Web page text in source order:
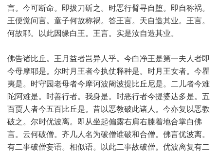
言。今可断命。即拔刀斫之。时恶行臂寻自堕。即自称祸。
王便觉问言。童子何故称祸。答王言。天自造其业。王言。
何故耶。以此因缘白王。王言。实是汝自造其业。
佛告诸比丘。王月益者岂异人乎。今白净王是第一夫人者即
今母摩耶是。尔时月王者今执仗释种是。时月王女者。今瞿
夷是。时守园老母者今摩诃波阇波提比丘尼是。二儿者今难
陀阿难是。时善行者。我身是。时恶行者今提婆达多是。五
百贾人者今五百比丘是。昔以恶教破此诸人。今亦复以恶教
破之。尔时优波离。即从坐起偏露右肩右膝着地合掌白佛
言。云何破僧。齐几人名为破僧谁破和合僧。佛言优波离。
有二事破僧妄语。相似语。以此二事故破僧。优波离复有二